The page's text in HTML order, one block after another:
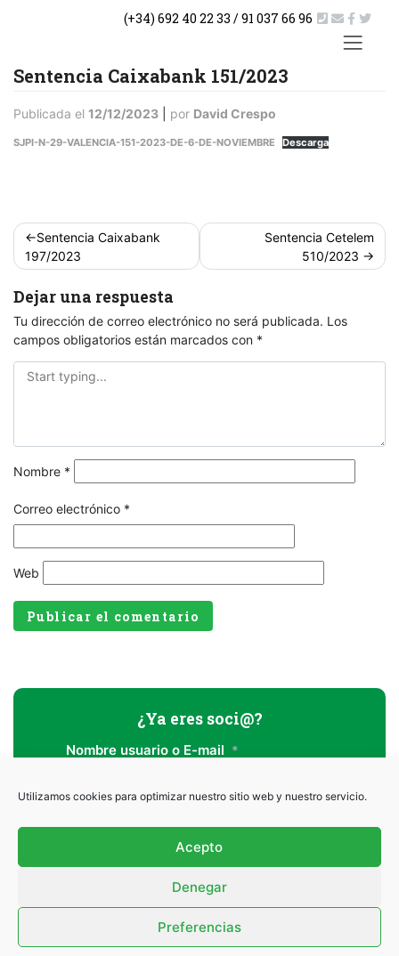
Utilizamos cookies para optimizar nuestro sitio web y nuestro servicio.
Acepto
Denegar
Preferencias
(+34) 692 40 22 33 / 91 037 66 96
Sentencia Caixabank 151/2023
Publicada el 12/12/2023 por David Crespo
SJPI-N-29-VALENCIA-151-2023-DE-6-DE-NOVIEMBRE Descarga
Navegación
de
entradas
Sentencia Caixabank
197/2023
Sentencia Cetelem
510/2023
Dejar una respuesta
Tu dirección de correo electrónico no será publicada. Los
campos obligatorios están marcados con *
Nombre *
Correo electrónico *
Web
¿Ya eres soci@?
Nombre usuario o E-mail *